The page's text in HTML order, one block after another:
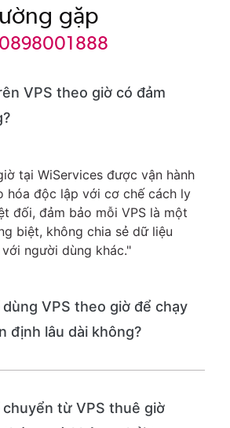
gặp
0898001888
VPS theo giờ có đảm
tại WiServices được vận hành
hóa độc lập với cơ chế cách ly
đối, đảm bảo mỗi VPS là một
biệt, không chia sẻ dữ liệu
người dùng khác."
VPS theo giờ để chạy
định lâu dài không?
hóa KVM tốc độ cao, với hiệu
từ VPS thuê giờ